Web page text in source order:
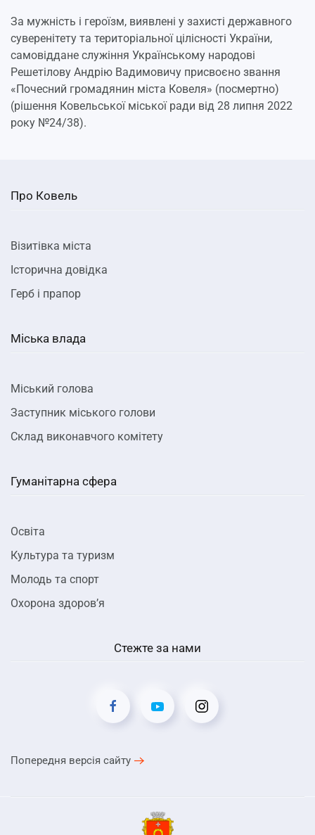
За мужність і героїзм, виявлені у захисті державного
суверенітету та територіальної цілісності України,
самовіддане служіння Українському народові
Решетілову Андрію Вадимовичу присвоєно звання
«Почесний громадянин міста Ковеля» (посмертно)
(рішення Ковельської міської ради від 28 липня 2022
року №24/38).
Про Ковель
Візитівка міста
Історична довідка
Герб і прапор
Міська влада
Міський голова
Заступник міського голови
Склад виконавчого комітету
Гуманітарна сфера
Освіта
Культура та туризм
Молодь та спорт
Охорона здоров’я
Стежте за нами
Попередня версія сайту